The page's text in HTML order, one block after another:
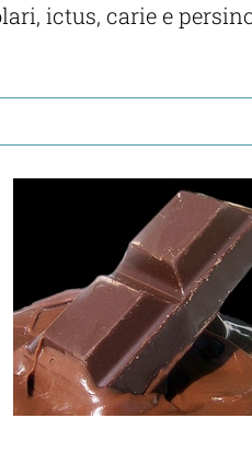
ictus, carie e